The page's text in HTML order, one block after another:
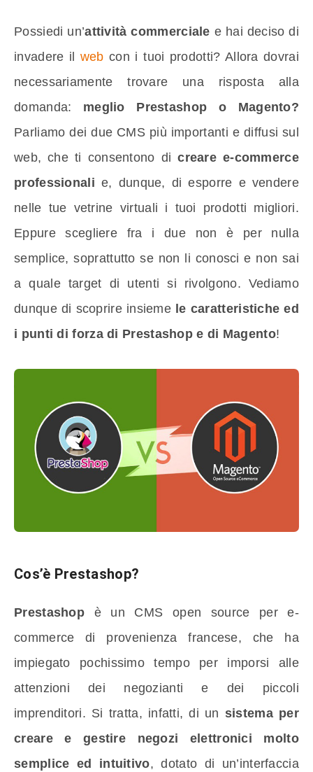
Possiedi un’attività commerciale e hai deciso di
invadere il web con i tuoi prodotti? Allora dovrai
necessariamente trovare una risposta alla
domanda: meglio Prestashop o Magento?
Parliamo dei due CMS più importanti e diffusi sul
web, che ti consentono dicreare e-commerce
professionali e, dunque, di esporre e vendere
nelle tue vetrine virtuali i tuoi prodotti migliori.
Eppure scegliere fra i due non è per nulla
semplice, soprattutto se non li conosci e non sai
a quale target di utenti si rivolgono. Vediamo
dunque di scoprire insieme le caratteristiche ed
i punti di forza di Prestashop e di Magento!
Cos’è Prestashop?
Prestashop è un CMS open source per e-
commerce di provenienza francese, che ha
impiegato pochissimo tempo per imporsi alle
attenzioni dei negozianti e dei piccoli
imprenditori. Si tratta, infatti, di un sistema per
creare e gestire negozi elettronici molto
semplice ed intuitivo, dotato di un’interfaccia